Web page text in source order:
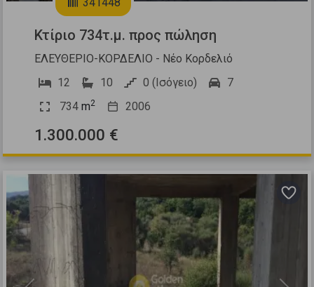
Κτίριο 734τ.μ. προς πώληση
ΕΛΕΥΘΕΡΙΟ-ΚΟΡΔΕΛΙΟ - Νέο Κορδελιό
12
10 0 (Ισόγειο)
7
734 m2 2006
1.300.000 €